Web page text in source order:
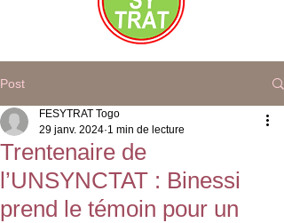
Post
Trentenaire de
l’UNSYNCTAT : Binessi
prend le témoin pour un
FESYTRAT Togo
29 janv. 2024 1 min de lecture